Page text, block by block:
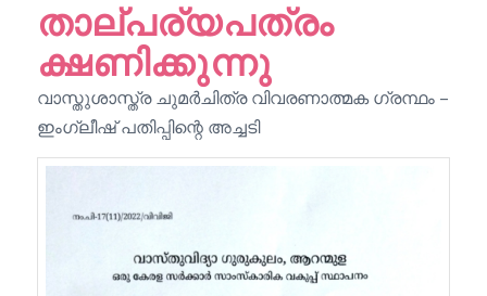
താല്പര്യപത്രം
ക്ഷണിക്കുന്നു
വാസ്തുശാസ്ത്ര ചുമര്‍ചിത്ര വിവരണാത്മക ഗ്രന്ഥം –
ഇംഗ്ലീഷ് പതിപ്പിന്റെ അച്ചടി